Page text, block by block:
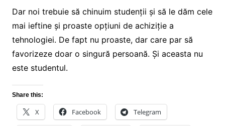
Dar noi trebuie să chinuim studenții și să le dăm cele
mai ieftine și proaste opțiuni de achiziție a
tehnologiei. De fapt nu proaste, dar care par să
favorizeze doar o singură persoană. Și aceasta nu
este studentul.
Share this:
X Facebook Telegram